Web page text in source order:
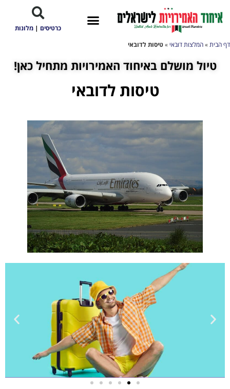
כרטיסים | מלונות
דף הבית»המלצות דובאי»טיסות לדובאי
טיול מושלם באיחוד האמירויות מתחיל כאן!
טיסות לדובאי